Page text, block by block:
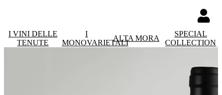
I VINI DELLE
TENUTE
I
MONOVARIETALI
ALTA MORA
SPECIAL
COLLECTION